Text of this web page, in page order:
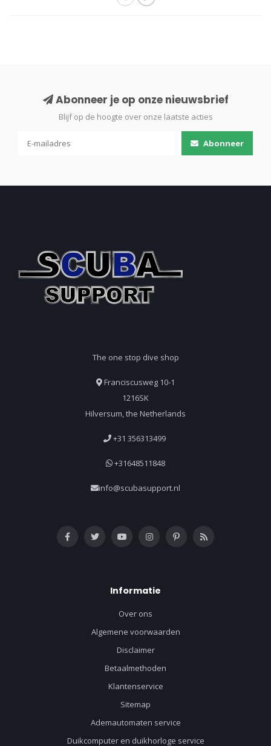
Abonneer je op onze nieuwsbrief
Blijf op de hoogte over onze laatste acties
Abonneer
The one stop dive shop
Franciscusweg 10-1
1216SK
Hilversum, the Netherlands
+31 356313499
+31648511848
info@scubasupport.nl
Informatie
Over ons
Algemene voorwaarden
Disclaimer
Betaalmethoden
Klantenservice
Sitemap
Ademautomaten service
Duikcomputer en duikhorloge service